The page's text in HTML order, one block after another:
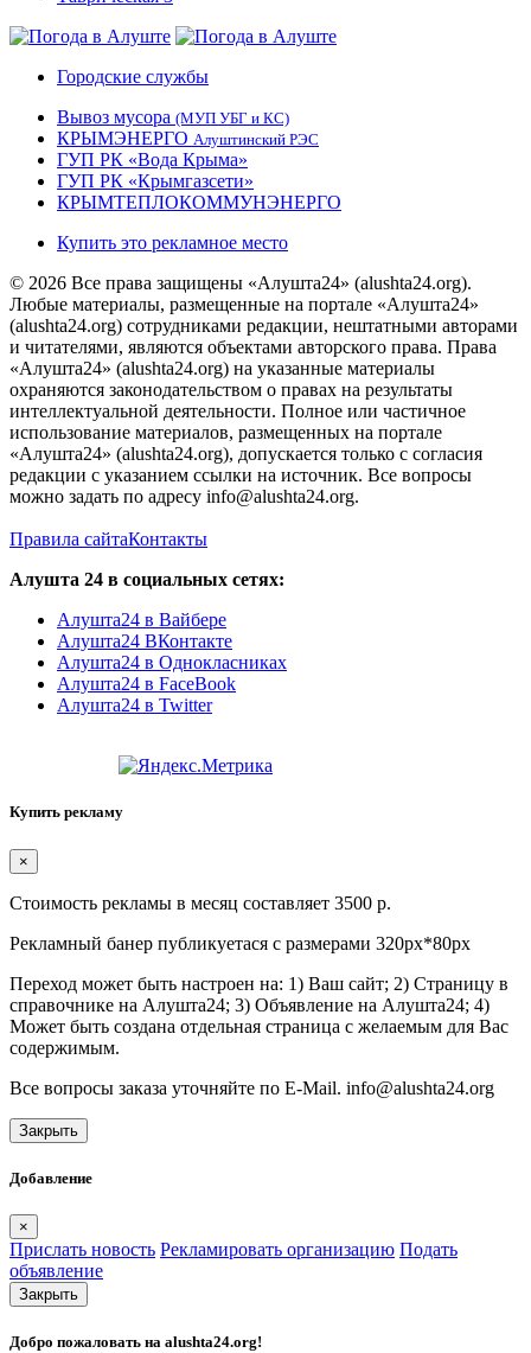
Городские службы
Вывоз мусора (МУП УБГ и КС)
КРЫМЭНЕРГО Алуштинский РЭС
ГУП РК «Вода Крыма»
ГУП РК «Крымгазсети»
КРЫМТЕПЛОКОММУНЭНЕРГО
Купить это рекламное место
© 2026 Все права защищены «Алушта24» (alushta24.org).
Любые материалы, размещенные на портале «Алушта24»
(alushta24.org) сотрудниками редакции, нештатными авторами
и читателями, являются объектами авторского права. Права
«Алушта24» (alushta24.org) на указанные материалы
охраняются законодательством о правах на результаты
интеллектуальной деятельности. Полное или частичное
использование материалов, размещенных на портале
«Алушта24» (alushta24.org), допускается только с согласия
редакции с указанием ссылки на источник. Все вопросы
можно задать по адресу info@alushta24.org.
Правила сайтаКонтакты
Алушта 24 в социальных сетях:
Алушта24 в Вайбере
Алушта24 ВКонтакте
Алушта24 в Однокласниках
Алушта24 в FaceBook
Алушта24 в Twitter
Купить рекламу
×
Стоимость рекламы в месяц составляет 3500 р.
Рекламный банер публикуетася с размерами 320px*80px
Переход может быть настроен на: 1) Ваш сайт; 2) Страницу в
справочнике на Алушта24; 3) Объявление на Алушта24; 4)
Может быть создана отдельная страница с желаемым для Вас
содержимым.
Все вопросы заказа уточняйте по E-Mail. info@alushta24.org
Закрыть
Добавление
×
Прислать новость Рекламировать организацию Подать
объявление
Закрыть
Добро пожаловать на alushta24.org!